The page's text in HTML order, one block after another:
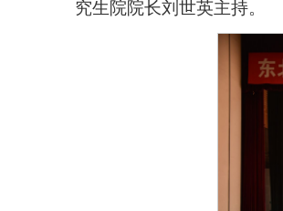
究生院院长刘世英主持。